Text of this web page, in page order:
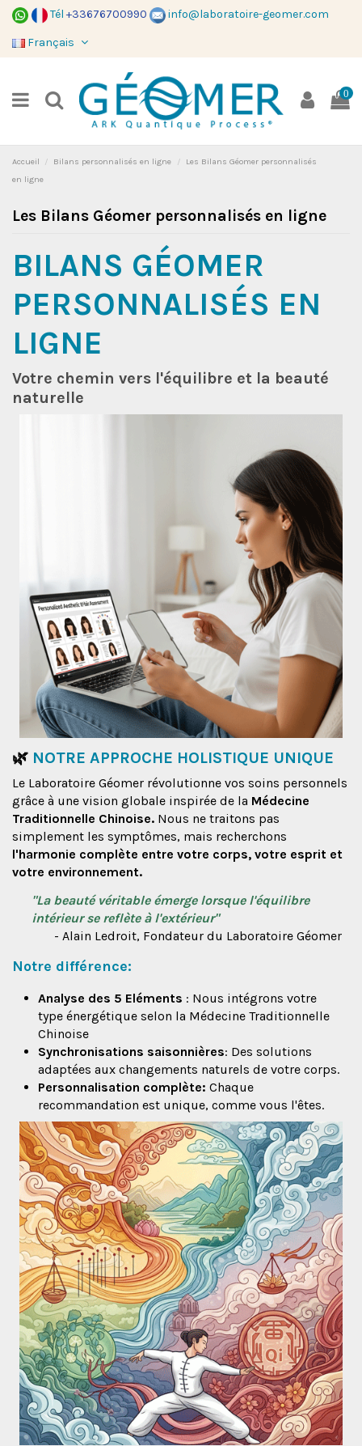
Tél+33676700990 info@laboratoire-geomer.com
Français
0
Accueil Bilans personnalisés en ligne
Les Bilans Géomer personnalisés
en ligne
Les Bilans Géomer personnalisés en ligne
BILANS GÉOMER
PERSONNALISÉS EN
LIGNE
Votre chemin vers l'équilibre et la beauté
naturelle
🌿 NOTRE APPROCHE HOLISTIQUE UNIQUE
Le Laboratoire Géomer révolutionne vos soins personnels
grâce à une vision globale inspirée de la Médecine
Traditionnelle Chinoise. Nous ne traitons pas
simplement les symptômes, mais recherchons
l'harmonie complète entre votre corps, votre esprit et
votre environnement.
"La beauté véritable émerge lorsque l'équilibre
intérieur se reflète à l'extérieur"
- Alain Ledroit, Fondateur du Laboratoire Géomer
Notre différence:
Analyse des 5 Eléments : Nous intégrons votre
type énergétique selon la Médecine Traditionnelle
Chinoise
Synchronisations saisonnières: Des solutions
adaptées aux changements naturels de votre corps.
Personnalisation complète: Chaque
recommandation est unique, comme vous l'êtes.